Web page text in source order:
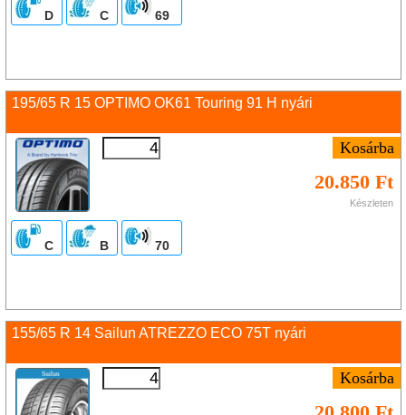
D C 69
195/65 R 15 OPTIMO OK61 Touring 91 H nyári
20.850 Ft
Készleten
C B 70
155/65 R 14 Sailun ATREZZO ECO 75T nyári